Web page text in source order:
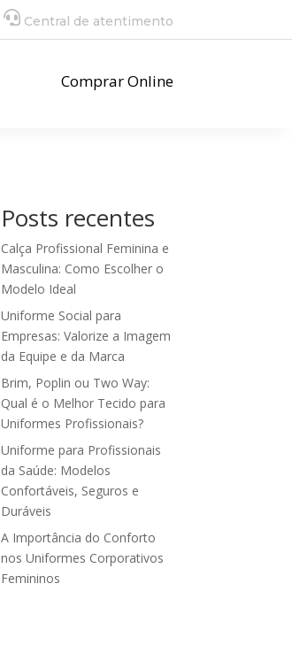
Central de atentimento
Comprar Online
Posts recentes
Calça Profissional Feminina e
Masculina: Como Escolher o
Modelo Ideal
Uniforme Social para
Empresas: Valorize a Imagem
da Equipe e da Marca
Brim, Poplin ou Two Way:
Qual é o Melhor Tecido para
Uniformes Profissionais?
Uniforme para Profissionais
da Saúde: Modelos
Confortáveis, Seguros e
Duráveis
A Importância do Conforto
nos Uniformes Corporativos
Femininos